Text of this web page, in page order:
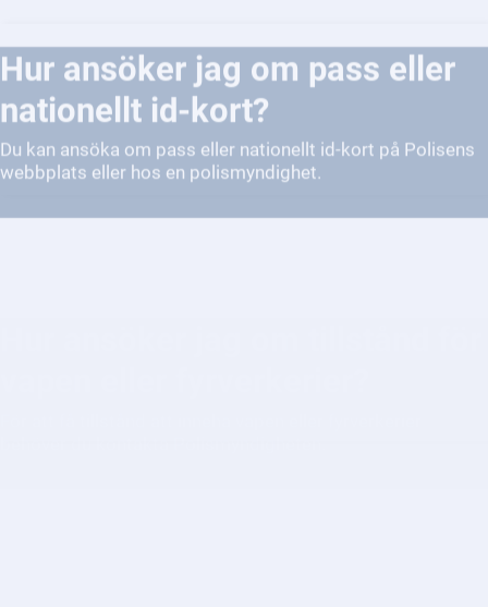
nationellt id-kort?
Du kan ansöka om pass eller nationellt id-kort på Polisens
webbplats eller hos en polismyndighet.